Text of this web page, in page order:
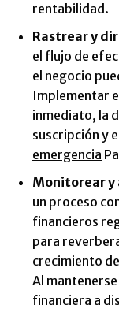
rentabilidad.
Rastrear y
el flujo de
el negocio
Implementar
inmediato, la
suscripción y
emergencia
Monitorear y
un proceso
financieros
para
crecimiento
Al
financiera a